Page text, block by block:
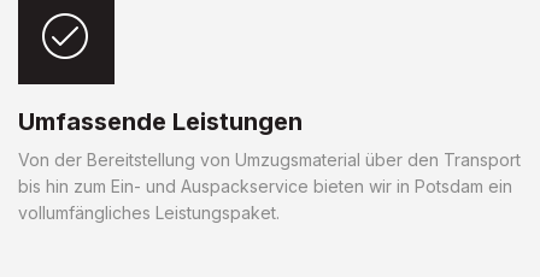
Umfassende Leistungen
Von der Bereitstellung von Umzugsmaterial über den Transport
bis hin zum Ein- und Auspackservice bieten wir in Potsdam ein
vollumfängliches Leistungspaket.